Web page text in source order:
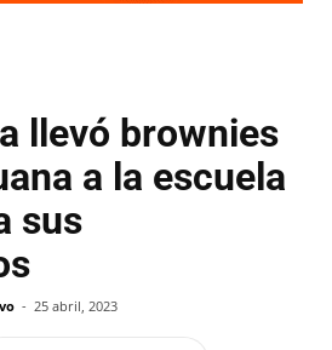
llevó brownies
a la escuela
sus
- 25 abril, 2023